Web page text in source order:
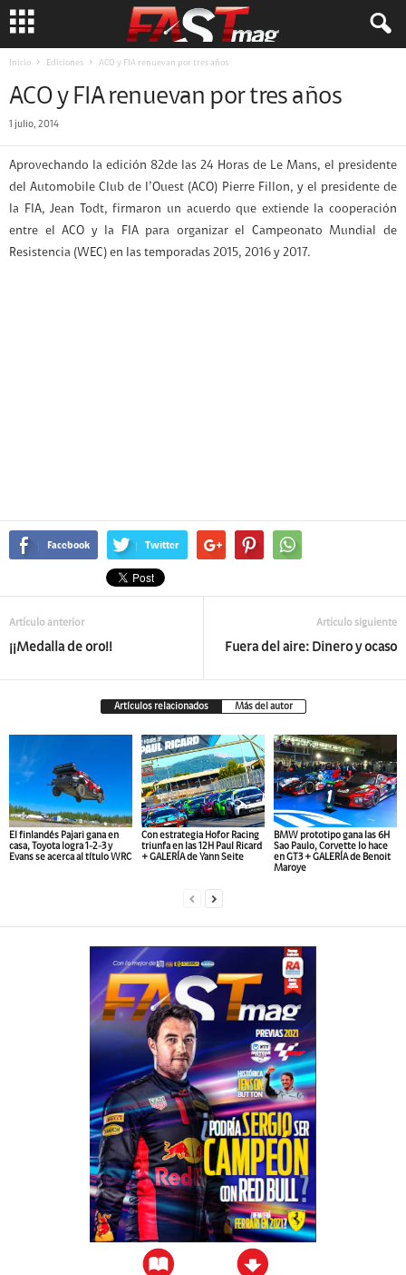
Inicio Ediciones ACO y FIA renuevan por tres años
ACO y FIA renuevan por tres años
1 julio, 2014
Aprovechando la edición 82de las 24 Horas de Le Mans, el presidente
del Automobile Club de l’Ouest (ACO) Pierre Fillon, y el presidente de
la FIA, Jean Todt, firmaron un acuerdo que extiende la cooperación
entre el ACO y la FIA para organizar el Campeonato Mundial de
Resistencia (WEC) en las temporadas 2015, 2016 y 2017.
Facebook Twitter
Artículo anterior
¡¡Medalla de oro!!
Artículo siguiente
Fuera del aire: Dinero y ocaso
Artículos relacionados Más del autor
El finlandés Pajari gana en
casa, Toyota logra 1-2-3 y
Evans se acerca al título WRC
Con estrategia Hofor Racing
triunfa en las 12H Paul Ricard
+ GALERÍA de Yann Seite
BMW prototipo gana las 6H
Sao Paulo, Corvette lo hace
en GT3 + GALERÍA de Benoit
Maroye